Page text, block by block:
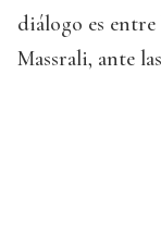
diálogo es entre
Massrali, ante